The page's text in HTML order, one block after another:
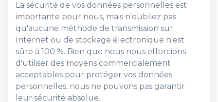
La sécurité de vos données personnelles est
importante pour nous, mais n'oubliez pas
qu'aucune méthode de transmission sur
Internet ou de stockage électronique n'est
sûre à 100 %. Bien que nous nous efforcions
d'utiliser des moyens commercialement
acceptables pour protéger vos données
personnelles, nous ne pouvons pas garantir
leur sécurité absolue.